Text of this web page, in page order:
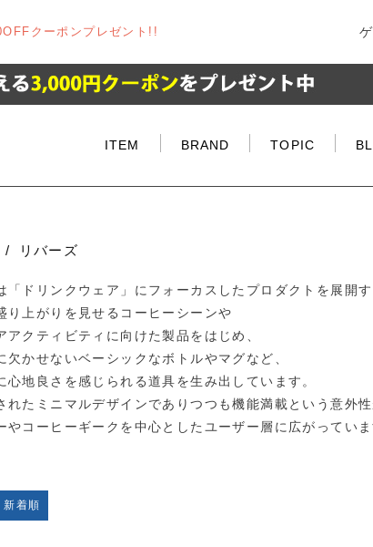
クーポンプレゼント!!
ITEM BRAND TOPIC
リバーズ
「ドリンクウェア」にフォーカスしたプロダクトを展開す
り上がりを見せるコーヒーシーンや
アクティビティに向けた製品をはじめ、
欠かせないベーシックなボトルやマグなど、
心地良さを感じられる道具を生み出しています。
れたミニマルデザインでありつつも機能満載という意外性
やコーヒーギークを中心としたユーザー層に広がっていま
新着順